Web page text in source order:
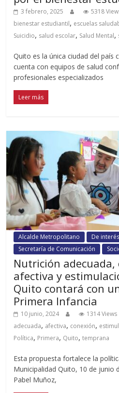
3 febrero, 2025 5318
bienestar estudiantil, escuelas
Suicidio, salud escolar, Salud Mental,
Quito es la única ciudad del país
cuenta con equipos de salud
profesionales especializados
Leer más
Alcalde Metropolitano De interés
Secretaría de Comunicación
Nutrición adecuada,
afectiva y
Quito contará con
Primera Infancia
10 junio, 2024 1314 Views
adecuada, afectiva, conexión,
Política, Primera, Quito,temprana
Esta propuesta fortalece la
Municipalidad Quito, 10 de junio
Pabel Muñoz,